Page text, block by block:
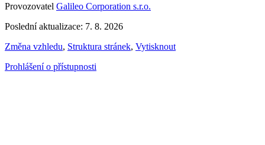
Provozovatel Galileo Corporation s.r.o.
Poslední aktualizace: 7. 8. 2026
Změna vzhledu, Struktura stránek, Vytisknout
Prohlášení o přístupnosti